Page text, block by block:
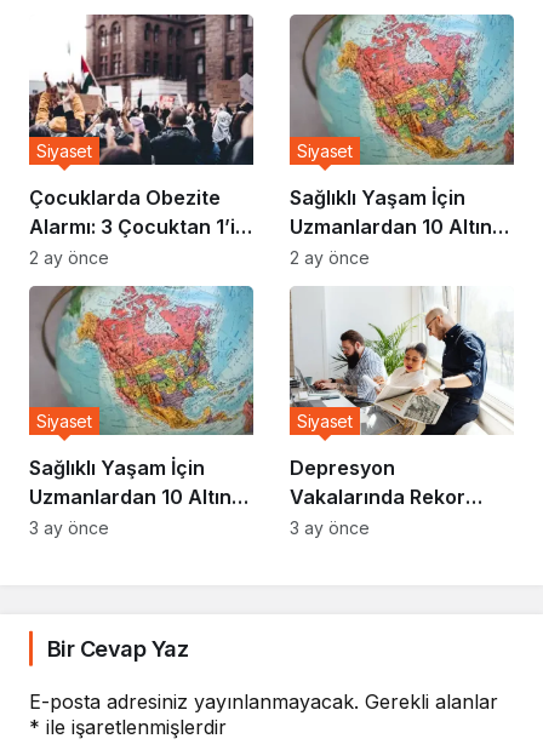
Açıkladı
Çocuklarda Obezite
Alarmı: 3 Çocuktan 1’i
Risk Altında
Siyaset
2 ay önce
Sağlıklı Yaşam İçin
Uzmanlardan 10 Altın
Kural
Siyaset
2 ay önce
Sağlıklı Yaşam İçin
Uzmanlardan 10 Altın
Kural
Siyaset
3 ay önce
Depresyon
Vakalarında Rekor
Artış: Uzmanlar Nedeni
Siyaset
3 ay önce
Bir Cevap Yaz
E-posta adresiniz yayınlanmayacak. Gerekli alanlar
* ile işaretlenmişlerdir